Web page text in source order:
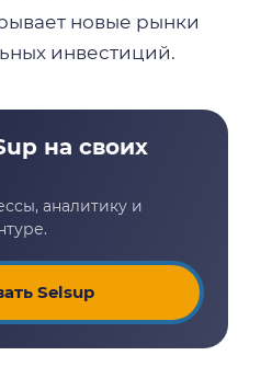
новые рынки
инвестиций.
Selsup